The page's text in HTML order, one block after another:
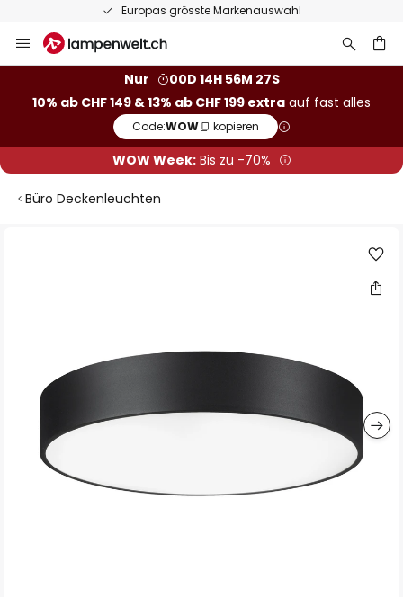
Europas grösste Markenauswahl
Inhalt
Nur
00D 14H 56M 26S
10% ab CHF 149 & 13% ab CHF 199 extra auf fast alles
Code:WOW kopieren
WOW Week:Bis zu -70%
Büro Deckenleuchten